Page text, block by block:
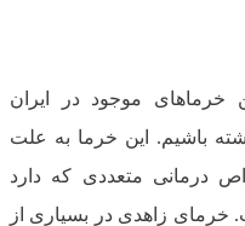
خرماهای موجود در ایران
باشیم. این خرما به علت
درمانی متعددی که دارد
خرمای زاهدی در بسیاری از